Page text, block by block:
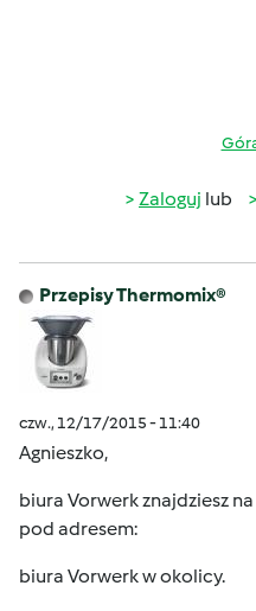
Zaloguj lub
Przepisy Thermomix®
czw., 12/17/2015 - 11:40
Agnieszko,
biura Vorwerk znajdziesz
pod adresem:
biura Vorwerk w okolicy.